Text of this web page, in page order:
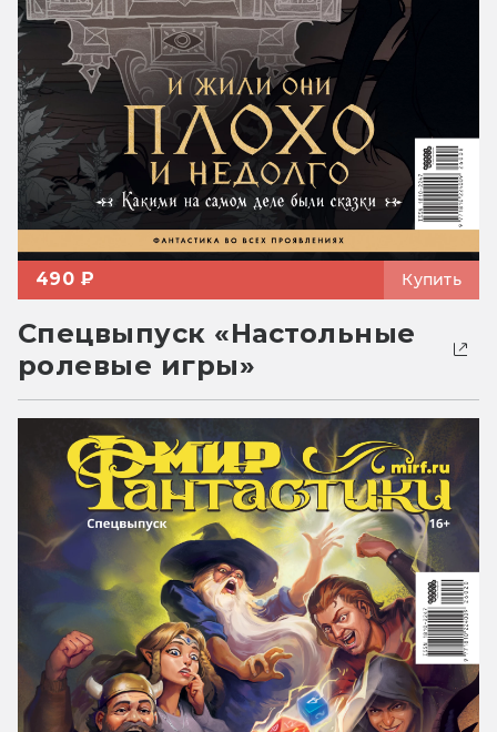
490 ₽ Купить
Спецвыпуск «Настольные
ролевые игры»